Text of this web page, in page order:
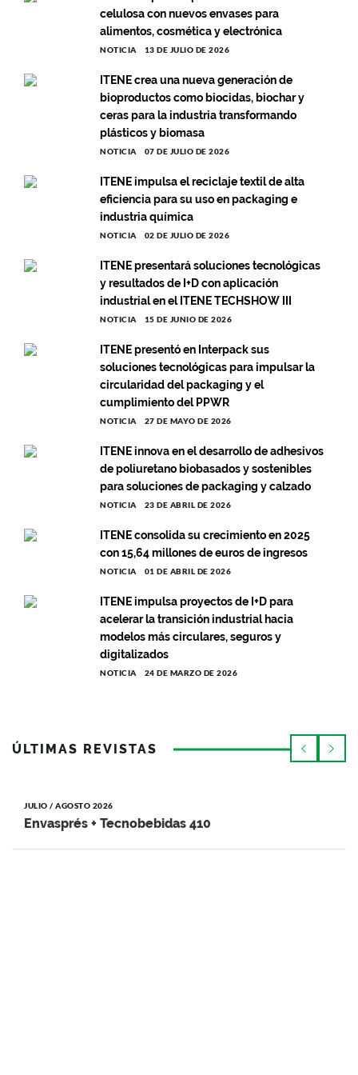
celulosa con nuevos envases para
alimentos, cosmética y electrónica
NOTICIA 13 DE JULIO DE 2026
ITENE crea una nueva generación de
bioproductos como biocidas, biochar y
ceras para la industria transformando
plásticos y biomasa
NOTICIA 07 DE JULIO DE 2026
ITENE impulsa el reciclaje textil de alta
eficiencia para su uso en packaging e
industria química
NOTICIA 02 DE JULIO DE 2026
ITENE presentará soluciones tecnológicas
y resultados de I+D con aplicación
industrial en el ITENE TECHSHOW III
NOTICIA 15 DE JUNIO DE 2026
ITENE presentó en Interpack sus
soluciones tecnológicas para impulsar la
circularidad del packaging y el
cumplimiento del PPWR
NOTICIA 27 DE MAYO DE 2026
ITENE innova en el desarrollo de adhesivos
de poliuretano biobasados y sostenibles
para soluciones de packaging y calzado
NOTICIA 23 DE ABRIL DE 2026
ITENE consolida su crecimiento en 2025
con 15,64 millones de euros de ingresos
NOTICIA 01 DE ABRIL DE 2026
ITENE impulsa proyectos de I+D para
acelerar la transición industrial hacia
modelos más circulares, seguros y
digitalizados
NOTICIA 24 DE MARZO DE 2026
ÚLTIMAS REVISTAS
JULIO / AGOSTO 2026
Envasprés + Tecnobebidas 410